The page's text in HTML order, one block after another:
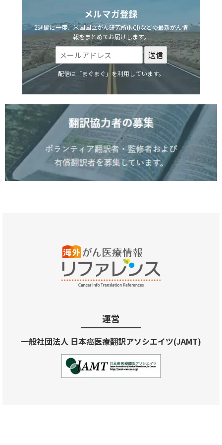
メルマガ登録
2週間に一度、米国国立がん研究所(NCI)などの最新がん情
報をまとめてお届けします。
配信は「まぐまぐ」を利用しています。
運営
一般社団法人 日本癌医療翻訳アソシエイツ(JAMT)